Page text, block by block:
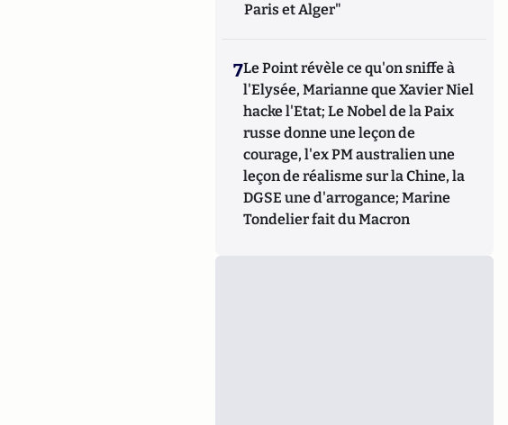
Paris et Alger"
7Le Point révèle ce qu'on sniffe à
l'Elysée, Marianne que Xavier Niel
hacke l'Etat; Le Nobel de la Paix
russe donne une leçon de
courage, l'ex PM australien une
leçon de réalisme sur la Chine, la
DGSE une d'arrogance; Marine
Tondelier fait du Macron